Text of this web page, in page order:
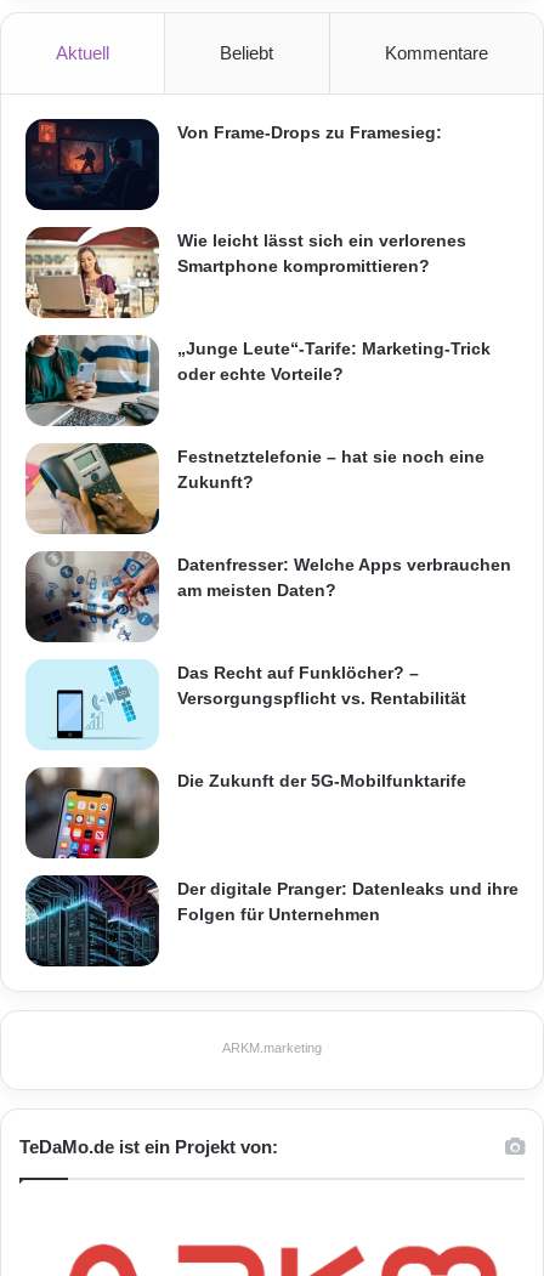
Aktuell Beliebt Kommentare
Von Frame-Drops zu Framesieg:
Wie leicht lässt sich ein verlorenes
Smartphone kompromittieren?
„Junge Leute“-Tarife: Marketing-Trick
oder echte Vorteile?
Festnetztelefonie – hat sie noch eine
Zukunft?
Datenfresser: Welche Apps verbrauchen
am meisten Daten?
Das Recht auf Funklöcher? –
Versorgungspflicht vs. Rentabilität
Die Zukunft der 5G-Mobilfunktarife
Der digitale Pranger: Datenleaks und ihre
Folgen für Unternehmen
ARKM.marketing
TeDaMo.de ist ein Projekt von: